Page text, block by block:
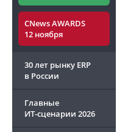
CNews AWARDS
12 ноября
30 лет рынку ERP
в России
Главные
ИТ-сценарии 2026